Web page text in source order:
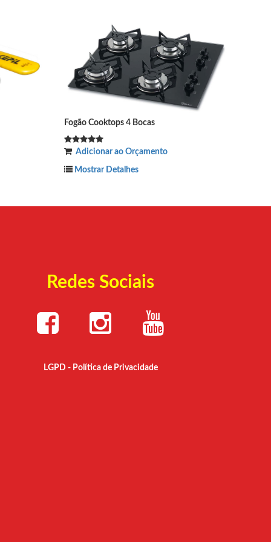
Espalhador Fischer 55 mm
Adicionar ao Orçamento
Mostrar Detalhes
Redes Sociais
LGPD - Política de Privacidade